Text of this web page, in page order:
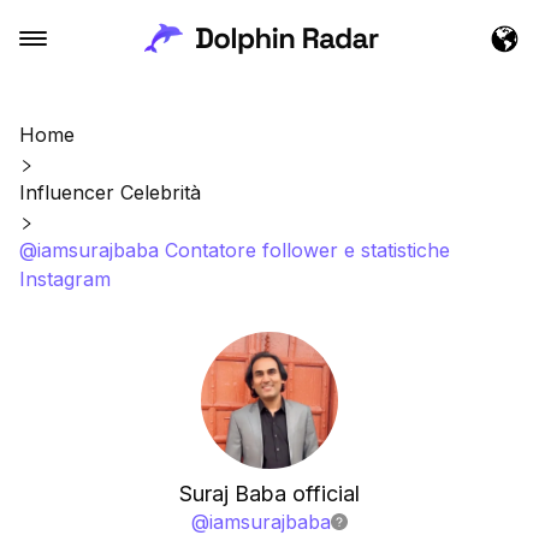
Home
Influencer Celebrità
@iamsurajbaba Contatore follower e statistiche
Instagram
Suraj Baba official
@iamsurajbaba